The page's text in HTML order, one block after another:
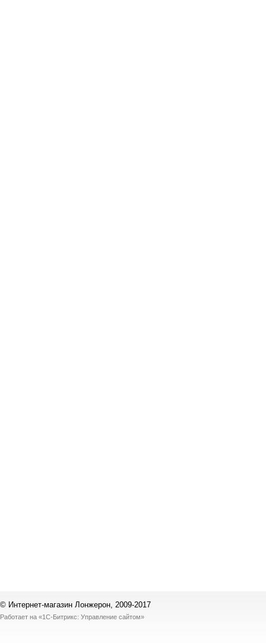
© Интернет-магазин Лонжерон, 2009-2017
Работает на «1С-Битрикс: Управление сайтом»